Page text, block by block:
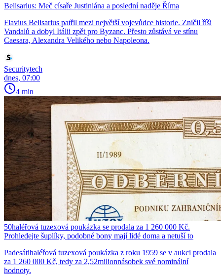
Belisarius: Meč císaře Justiniána a poslední naděje Říma
Flavius Belisarius patřil mezi největší vojevůdce historie. Zničil říši
Vandalů a dobyl Itálii zpět pro Byzanc. Přesto zůstává ve stínu
Caesara, Alexandra Velikého nebo Napoleona.
Securitytech
dnes, 07:00
4 min
50haléřová tuzexová poukázka se prodala za 1 260 000 Kč.
Prohledejte šuplíky, podobné bony mají lidé doma a netuší to
Padesátihaléřová tuzexová poukázka z roku 1959 se v aukci prodala
za 1 260 000 Kč, tedy za 2,52milionnásobek své nominální
hodnoty.